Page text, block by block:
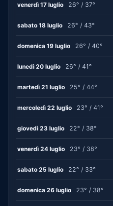
venerdì 17 luglio 26° / 37°
sabato 18 luglio 26° / 43°
domenica 19 luglio 26° / 40°
lunedì 20 luglio 26° / 41°
martedì 21 luglio 25° / 44°
mercoledì 22 luglio 23° / 41°
giovedì 23 luglio 22° / 38°
venerdì 24 luglio 23° / 38°
sabato 25 luglio 22° / 33°
domenica 26 luglio 23° / 38°